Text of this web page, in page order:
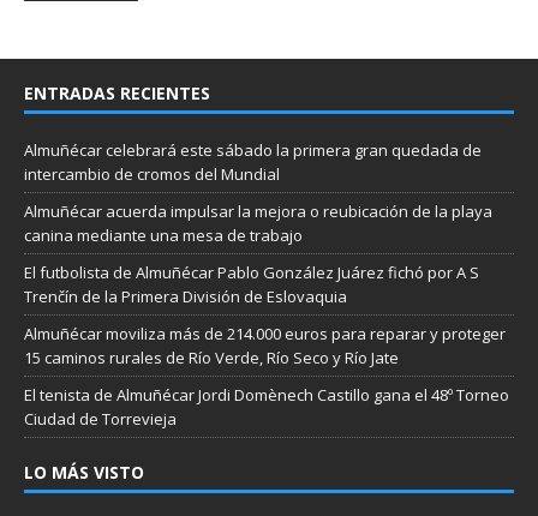
ENTRADAS RECIENTES
Almuñécar celebrará este sábado la primera gran quedada de
intercambio de cromos del Mundial
Almuñécar acuerda impulsar la mejora o reubicación de la playa
canina mediante una mesa de trabajo
El futbolista de Almuñécar Pablo González Juárez fichó por A S
Trenčín de la Primera División de Eslovaquia
Almuñécar moviliza más de 214.000 euros para reparar y proteger
15 caminos rurales de Río Verde, Río Seco y Río Jate
El tenista de Almuñécar Jordi Domènech Castillo gana el 48º Torneo
Ciudad de Torrevieja
LO MÁS VISTO